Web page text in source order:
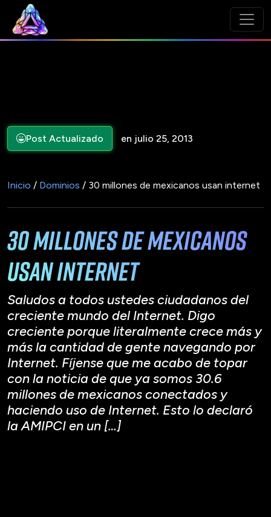
Post Actualizado en julio 25, 2013
Inicio / Dominios / 30 millones de mexicanos usan internet
30 millones de mexicanos
usan internet
Saludos a todos ustedes ciudadanos del
creciente mundo del Internet. Digo
creciente porque literalmente crece más y
más la cantidad de gente navegando por
Internet. Fíjense que me acabo de topar
con la noticia de que ya somos 30.6
millones de mexicanos conectados y
haciendo uso de Internet. Esto lo declaró
la AMIPCI en un […]